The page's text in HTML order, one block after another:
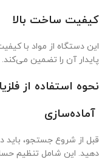
کیفیت ساخت بالا
این دستگاه از مواد با
پایدار آن را تضمین می‌کند.
نحوه استفاده از
آماده‌سازی
قبل از شروع جستجو، باید
دهید. این شامل تنظیم